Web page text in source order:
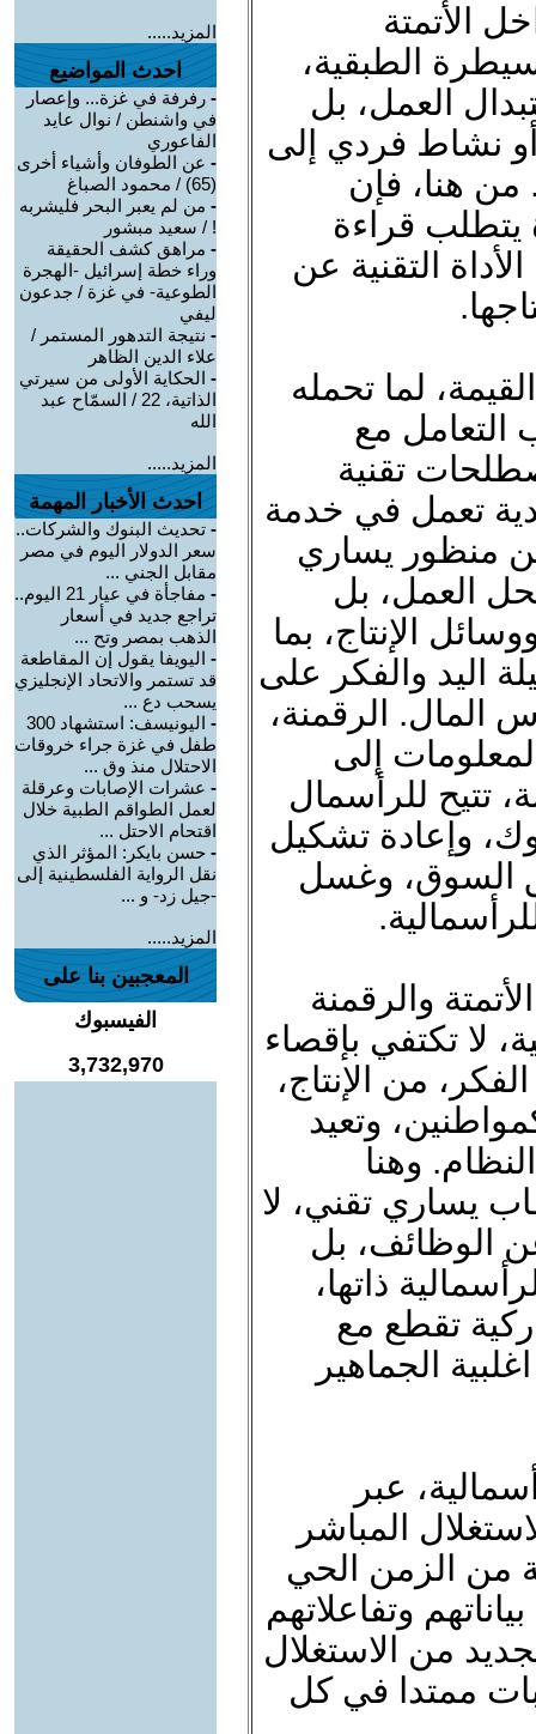
الأتمتة
الطبقية،
العمل، بل
نشاط فردي إلى
من هنا، فإن
قراءة
التقنية عن
لما تحمله
التعامل مع
تقنية
تعمل في خدمة
من منظور يساري
العمل، بل
الإنتاج، بما
والفكر على
المال. الرقمنة،
إلى
تتيح للرأسمال
وإعادة تشكيل
السوق، وغسل
والرقمنة
لا تكتفي بإقصاء
من الإنتاج،
وتعيد
وهنا
يساري تقني، لا
عن الوظائف، بل
ذاتها،
تقطع مع
الجماهير
عبر
المباشر
من الزمن الحي
وتفاعلاتهم
من الاستغلال
ممتدا في كل
المزيد.....
احدث المواضيع
- رفرفة في غزة... وإعصار
في واشنطن / نوال عايد
الفاعوري
- عن الطوفان وأشياء أخرى
(65) / محمود الصباغ
- من لم يعبر البحر فليشربه
! / سعيد مبشور
- مراهق كشف الحقيقة
وراء خطة إسرائيل -الهجرة
الطوعية- في غزة / جدعون
ليفي
- نتيجة التدهور المستمر /
علاء الدين الظاهر
- الحكاية الأولى من سيرتي
الذاتية، 22 / السمّاح عبد
الله
المزيد.....
احدث الأخبار المهمة
- تحديث البنوك والشركات..
سعر الدولار اليوم في مصر
مقابل الجني ...
-
مفاجأة في عيار 21 اليوم..
تراجع جديد في أسعار
الذهب بمصر وتح ...
- اليويفا يقول إن المقاطعة
قد تستمر والاتحاد الإنجليزي
يسحب دع ...
-
اليونيسف: استشهاد 300
طفل في غزة جراء خروقات
الاحتلال منذ وق ...
- عشرات الإصابات وعرقلة
لعمل الطواقم الطبية خلال
اقتحام الاحتل ...
- حسن بايكر: المؤثر الذي
نقل الرواية الفلسطينية إلى
-جيل زد- و ...
المزيد.....
المعجبين بنا على
الفيسبوك
3,732,970